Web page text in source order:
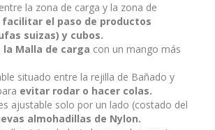
la zona de carga y la zona de
facilitar el paso de productos
suizas) y cubos.
Malla de carga con un mango más
situado entre la rejilla de Bañado y
evitar rodar o hacer colas.
ajustable solo por un lado (costado del
almohadillas de Nylon.